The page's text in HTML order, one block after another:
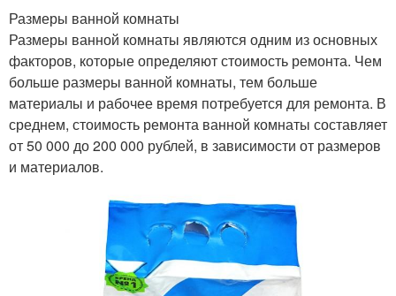
Размеры ванной комнаты
Размеры ванной комнаты являются одним из основных
факторов, которые определяют стоимость ремонта. Чем
больше размеры ванной комнаты, тем больше
материалы и рабочее время потребуется для ремонта. В
среднем, стоимость ремонта ванной комнаты составляет
от 50 000 до 200 000 рублей, в зависимости от размеров
и материалов.